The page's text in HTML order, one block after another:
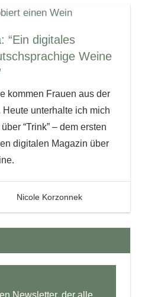
“Ein digitales
Weine
kommen Frauen aus der
unterhalte ich mich
“Trink” – dem ersten
digitalen Magazin über
Nicole Korzonnek